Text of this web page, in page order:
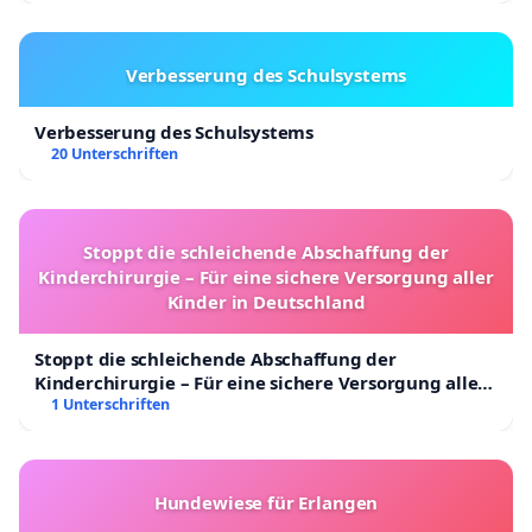
Initiiert durch die Vereinigung der Kitaleitung
Schleswig-Holstein und dem Vorsitzenden der
Kindertagespflege zwischen den Meeren e.V. und
Landesverband Kindertagespflege Schleswig-Holstein
Verbesserung des Schulsystems
Verbesserung des Schulsystems
20 Unterschriften
Stoppt die schleichende Abschaffung der
Kinderchirurgie – Für eine sichere Versorgung aller
Kinder in Deutschland
Stoppt die schleichende Abschaffung der
Kinderchirurgie – Für eine sichere Versorgung aller
Kinder in Deutschland
1 Unterschriften
Hundewiese für Erlangen